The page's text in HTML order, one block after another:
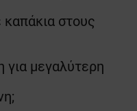
στους
για μεγαλύτερη